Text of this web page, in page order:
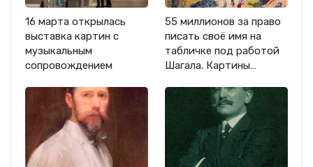
16 марта открылась
выставка картин с
музыкальным
сопровождением
55 миллионов за право
писать своё имя на
табличке под работой
Шагала. Картины…